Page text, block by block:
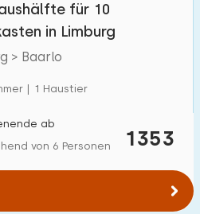
für 10
in Limburg
> Baarlo
| 1 Haustier
1353
ab
von 6 Personen